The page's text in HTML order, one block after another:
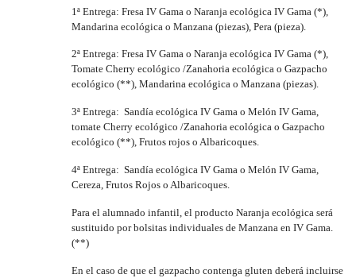
1ª Entrega: Fresa IV Gama o Naranja ecológica IV Gama (*),
Mandarina ecológica o Manzana (piezas), Pera (pieza).
2ª Entrega: Fresa IV Gama o Naranja ecológica IV Gama (*),
Tomate Cherry ecológico /Zanahoria ecológica o Gazpacho
ecológico (**), Mandarina ecológica o Manzana (piezas).
3ª Entrega: Sandía ecológica IV Gama o Melón IV Gama,
tomate Cherry ecológico /Zanahoria ecológica o Gazpacho
ecológico (**), Frutos rojos o Albaricoques.
4ª Entrega: Sandía ecológica IV Gama o Melón IV Gama,
Cereza, Frutos Rojos o Albaricoques.
Para el alumnado infantil, el producto Naranja ecológica será
sustituido por bolsitas individuales de Manzana en IV Gama.
(**)
En el caso de que el gazpacho contenga gluten deberá incluirse